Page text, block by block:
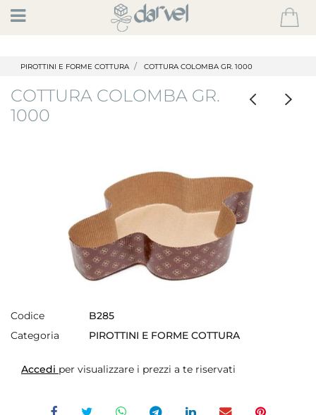
Open
PIROTTINI E FORME COTTURA COTTURA COLOMBA GR. 1000
COTTURA COLOMBA GR.
1000
Codice
B285
Categoria
PIROTTINI E FORME COTTURA
Accedi per visualizzare i prezzi a te riservati